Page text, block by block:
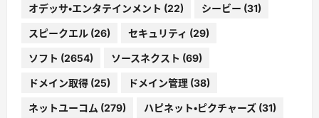
オデッサ・エンタテインメント (22) シービー (31)
スピークエル (26) セキュリティ (29)
ソフト (2654) ソースネクスト (69)
ドメイン取得 (25) ドメイン管理 (38)
ネットユーコム (279) ハピネット・ピクチャーズ (31)